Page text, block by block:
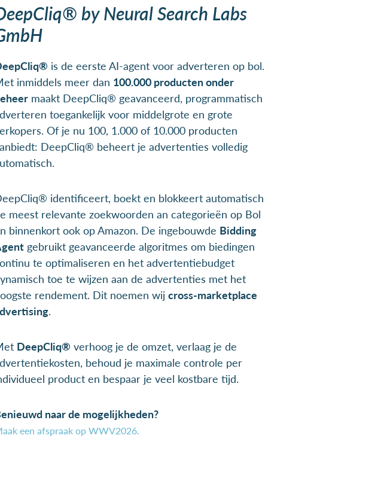
by Neural Search Labs
is de eerste AI-agent voor adverteren op bol.
inmiddels meer dan 100.000 producten onder
maakt DeepCliq® geavanceerd, programmatisch
toegankelijk voor middelgrote en grote
Of je nu 100, 1.000 of 10.000 producten
DeepCliq® beheert je advertenties volledig
identificeert, boekt en blokkeert automatisch
meest relevante zoekwoorden an categorieën op Bol
binnenkort ook op Amazon. De ingebouwde Bidding
gebruikt geavanceerde algoritmes om biedingen
te optimaliseren en het advertentiebudget
toe te wijzen aan de advertenties met het
rendement. Dit noemen wijcross-marketplace
.
DeepCliq® verhoog je de omzet, verlaag je de
behoud je maximale controle per
product en bespaar je veel kostbare tijd.
naar de mogelijkheden?
een afspraak op WWV2026.